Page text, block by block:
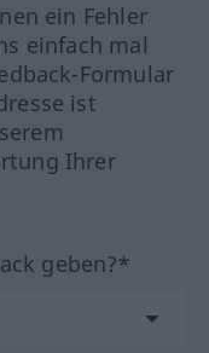
ein Fehler
einfach mal
Formular
ist
Ihrer
geben?*